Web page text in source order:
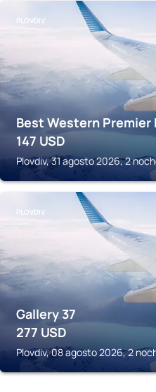
PLOVDIV
Best Western Premier
147 USD
Plovdiv, 31 agosto 2026, 2
PLOVDIV
Gallery 37
277 USD
Plovdiv, 08 agosto 2026, 2